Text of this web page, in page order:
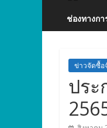
ช่องทางก
ข่าวจัดซื้อ
ปร